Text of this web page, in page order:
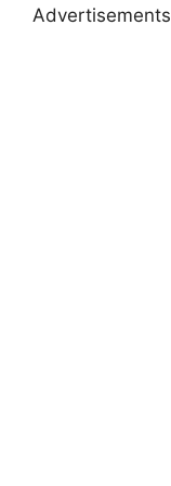
Advertisements